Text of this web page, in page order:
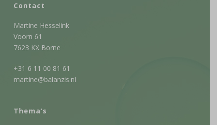
Contact
Martine Hesselink
Voorn 61
7623 KX Borne
+31 6 11 00 81 61
martine@balanzis.nl
Thema’s